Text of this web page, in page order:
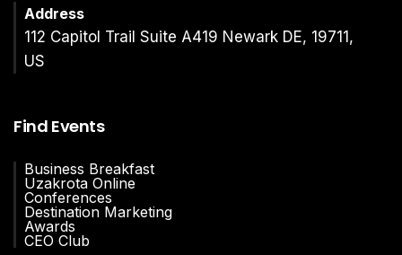
Address
112 Capitol Trail Suite A419 Newark DE, 19711,
US
Find Events
Business Breakfast
Uzakrota Online
Conferences
Destination Marketing
Awards
CEO Club